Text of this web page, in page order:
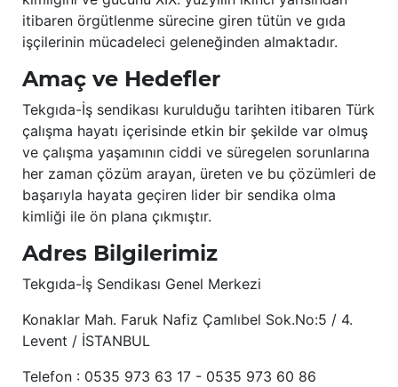
itibaren örgütlenme sürecine giren tütün ve gıda
işçilerinin mücadeleci geleneğinden almaktadır.
Amaç ve Hedefler
Tekgıda-İş sendikası kurulduğu tarihten itibaren Türk
çalışma hayatı içerisinde etkin bir şekilde var olmuş
ve çalışma yaşamının ciddi ve süregelen sorunlarına
her zaman çözüm arayan, üreten ve bu çözümleri de
başarıyla hayata geçiren lider bir sendika olma
kimliği ile ön plana çıkmıştır.
Adres Bilgilerimiz
Tekgıda-İş Sendikası Genel Merkezi
Konaklar Mah. Faruk Nafiz Çamlıbel Sok.No:5 / 4.
Levent / İSTANBUL
Telefon : 0535 973 63 17 - 0535 973 60 86